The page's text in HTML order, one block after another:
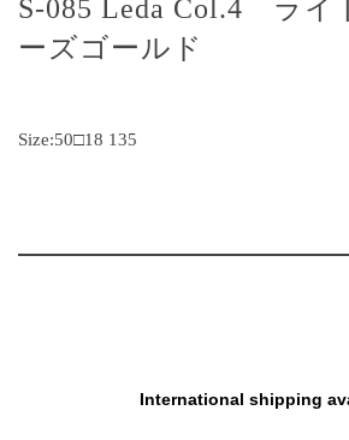
S-085 Leda Col.4 ライ
ーズゴールド
Size:50□18 135
International shipping